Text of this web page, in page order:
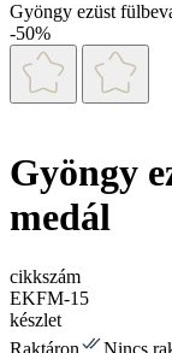
Gyöngy ezüst
-50%
Gyöngy
medál
cikkszám
EKFM-15
készlet
Raktáron
Nincs